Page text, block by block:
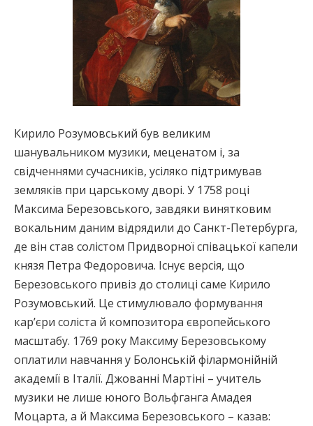
Кирило Розумовський був великим
шанувальником музики, меценатом і, за
свідченнями сучасників, усіляко підтримував
земляків при царському дворі. У 1758 році
Максима Березовського, завдяки винятковим
вокальним даним відрядили до Санкт-Петербурга,
де він став солістом Придворної співацької капели
князя Петра Федоровича. Існує версія, що
Березовського привіз до столиці саме Кирило
Розумовський. Це стимулювало формування
кар’єри соліста й композитора європейського
масштабу. 1769 року Максиму Березовському
оплатили навчання у Болонській філармонійній
академії в Італії. Джованні Мартіні – учитель
музики не лише юного Вольфганга Амадея
Моцарта, а й Максима Березовського – казав: